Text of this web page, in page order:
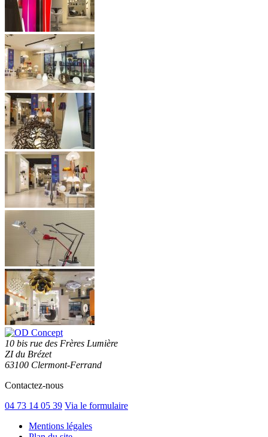
10 bis rue des Frères Lumière
ZI du Brézet
63100 Clermont-Ferrand
Contactez-nous
04 73 14 05 39 Via le formulaire
Mentions légales